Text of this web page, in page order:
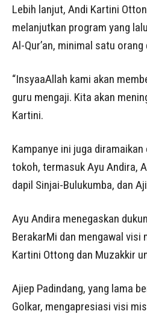
Lebih lanjut, Andi Kartini
melanjutkan program yang
Al-Qur’an, minimal satu
“InsyaaAllah kami akan
guru mengaji. Kita akan
Kartini.
Kampanye ini juga
tokoh, termasuk Ayu Andira,
dapil Sinjai-Bulukumba, dan
Ayu Andira menegaskan
BerakarMi dan mengawal visi
Kartini Ottong dan Muzakkir
Ajiep Padindang, yang lama
Golkar, mengapresiasi visi